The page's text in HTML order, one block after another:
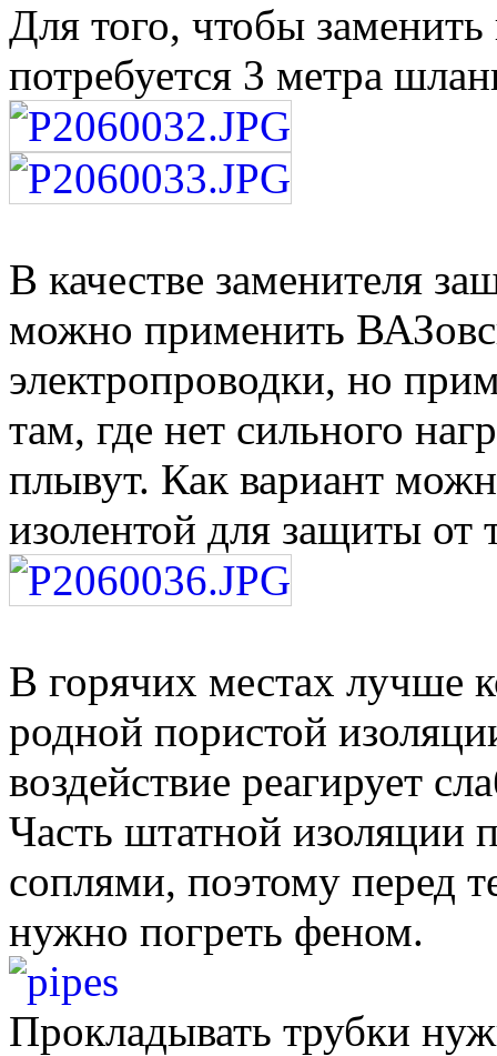
Для того, чтобы
потребуется 3 метра
В качестве заменителя
можно применить
электропроводки, но
там, где нет сильного
плывут. Как вариант
изолентой для защиты от
В горячих местах лучше
родной пористой
воздействие реагирует
Часть штатной изоляции
соплями, поэтому перед
нужно погреть феном.
Прокладывать трубки